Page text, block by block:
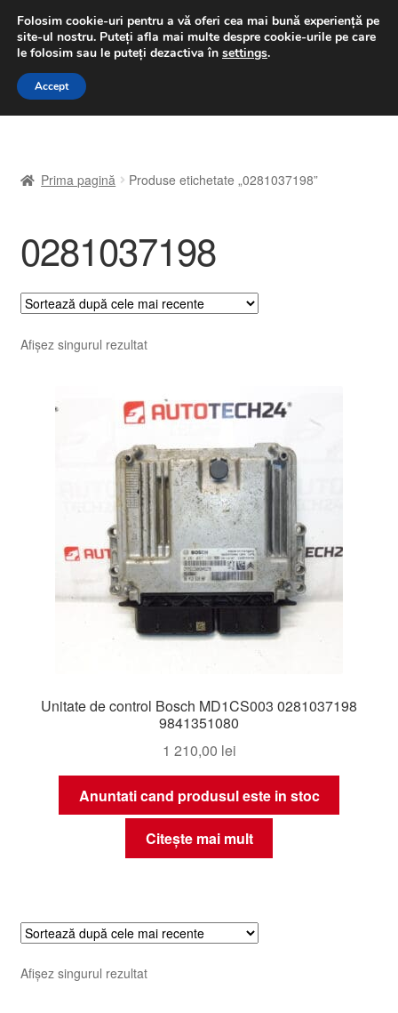
LIVRARE de la 33 lei
luni-vineri 9 a.m. - 4 p.m.031 229 6816
Sari
Sari
A lua legatura
Contul meu
Coș
Despre noi
Livrare în toată lumea
Politică de confidențialitate
Termeni si conditii
Prima pagină Produse etichetate „0281037198”
0281037198
Afișez singurul rezultat
Unitate de control Bosch MD1CS003 0281037198
9841351080
1 210,00 lei
Anuntati cand produsul este in stoc
Citește mai mult
Afișez singurul rezultat
Folosim cookie-uri pentru a vă oferi cea mai bună experiență pe
site-ul nostru. Puteți afla mai multe despre cookie-urile pe care
le folosim sau le puteți dezactiva în settings.
Accept